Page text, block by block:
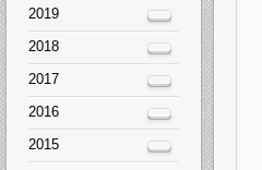
2019
2018
2017
2016
2015